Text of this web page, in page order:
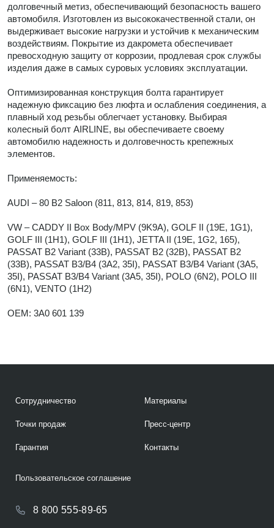
долговечный метиз, обеспечивающий безопасность вашего
автомобиля. Изготовлен из высококачественной стали, он
выдерживает высокие нагрузки и устойчив к механическим
воздействиям. Покрытие из дакромета обеспечивает
превосходную защиту от коррозии, продлевая срок службы
изделия даже в самых суровых условиях эксплуатации.
Оптимизированная конструкция болта гарантирует
надежную фиксацию без люфта и ослабления соединения, а
плавный ход резьбы облегчает установку. Выбирая
колесный болт AIRLINE, вы обеспечиваете своему
автомобилю надежность и долговечность крепежных
элементов.
Применяемость:
AUDI – 80 B2 Saloon (811, 813, 814, 819, 853)
VW – CADDY II Box Body/MPV (9K9A), GOLF II (19E, 1G1),
GOLF III (1H1), GOLF III (1H1), JETTA II (19E, 1G2, 165),
PASSAT B2 Variant (33B), PASSAT B2 (32B), PASSAT B2
(33B), PASSAT B3/B4 (3A2, 35I), PASSAT B3/B4 Variant (3A5,
35I), PASSAT B3/B4 Variant (3A5, 35I), POLO (6N2), POLO III
(6N1), VENTO (1H2)
OEM: 3A0 601 139
Сотрудничество
Точки продаж
Гарантия
Материалы
Пресс-центр
Контакты
8 800 555-89-65
Пользовательское соглашение